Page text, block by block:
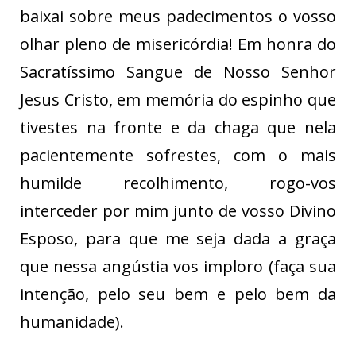
baixai sobre meus padecimentos o vosso
olhar pleno de misericórdia! Em honra do
Sacratíssimo Sangue de Nosso Senhor
Jesus Cristo, em memória do espinho que
tivestes na fronte e da chaga que nela
pacientemente sofrestes, com o mais
humilde recolhimento, rogo-vos
interceder por mim junto de vosso Divino
Esposo, para que me seja dada a graça
que nessa angústia vos imploro (faça sua
intenção, pelo seu bem e pelo bem da
humanidade).